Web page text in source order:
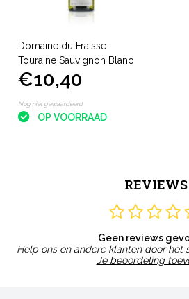
Domaine du Fraisse
Touraine Sauvignon Blanc
€10,40
Nog niet gewaardeerd
OP VOORRAAD
REVIEWS
Geen reviews
Help ons en andere klanten door het
Je beoordeling